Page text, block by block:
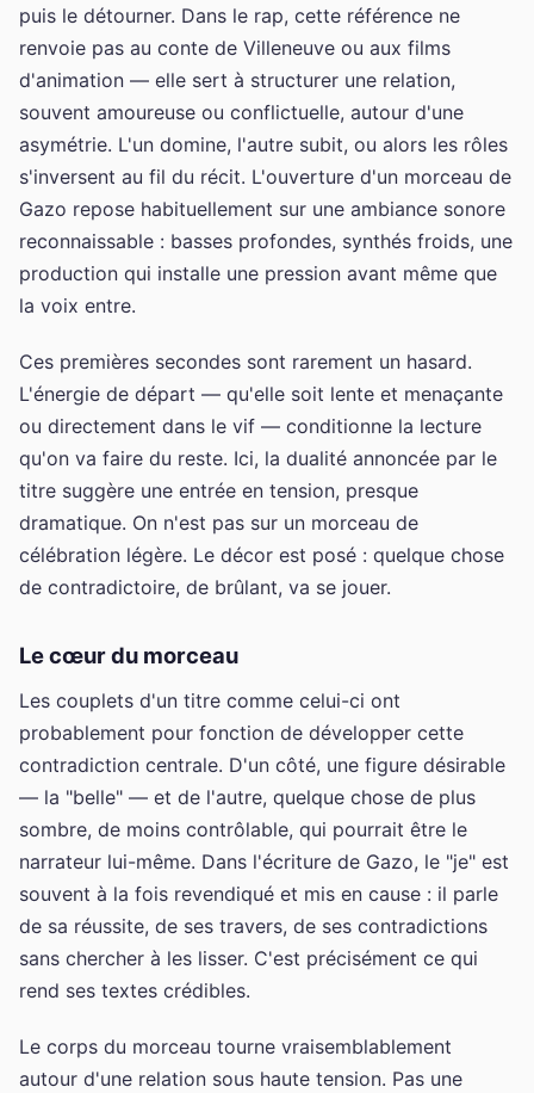
puis le détourner. Dans le rap, cette référence ne
renvoie pas au conte de Villeneuve ou aux films
d'animation — elle sert à structurer une relation,
souvent amoureuse ou conflictuelle, autour d'une
asymétrie. L'un domine, l'autre subit, ou alors les rôles
s'inversent au fil du récit. L'ouverture d'un morceau de
Gazo repose habituellement sur une ambiance sonore
reconnaissable : basses profondes, synthés froids, une
production qui installe une pression avant même que
la voix entre.
Ces premières secondes sont rarement un hasard.
L'énergie de départ — qu'elle soit lente et menaçante
ou directement dans le vif — conditionne la lecture
qu'on va faire du reste. Ici, la dualité annoncée par le
titre suggère une entrée en tension, presque
dramatique. On n'est pas sur un morceau de
célébration légère. Le décor est posé : quelque chose
de contradictoire, de brûlant, va se jouer.
Le cœur du morceau
Les couplets d'un titre comme celui-ci ont
probablement pour fonction de développer cette
contradiction centrale. D'un côté, une figure désirable
— la "belle" — et de l'autre, quelque chose de plus
sombre, de moins contrôlable, qui pourrait être le
narrateur lui-même. Dans l'écriture de Gazo, le "je" est
souvent à la fois revendiqué et mis en cause : il parle
de sa réussite, de ses travers, de ses contradictions
sans chercher à les lisser. C'est précisément ce qui
rend ses textes crédibles.
Le corps du morceau tourne vraisemblablement
autour d'une relation sous haute tension. Pas une